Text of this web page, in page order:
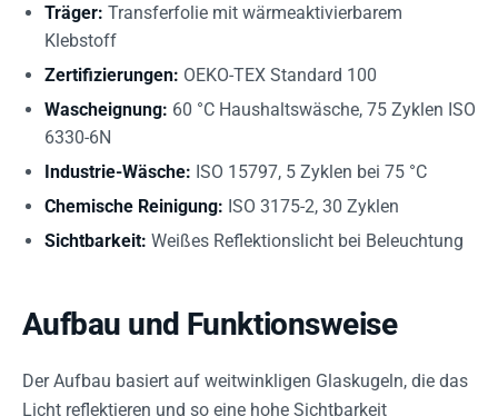
Träger: Transferfolie mit wärmeaktivierbarem
Klebstoff
Zertifizierungen: OEKO-TEX Standard 100
Wascheignung: 60 °C Haushaltswäsche, 75 Zyklen ISO
6330-6N
Industrie-Wäsche: ISO 15797, 5 Zyklen bei 75 °C
Chemische Reinigung: ISO 3175-2, 30 Zyklen
Sichtbarkeit: Weißes Reflektionslicht bei Beleuchtung
Aufbau und Funktionsweise
Der Aufbau basiert auf weitwinkligen Glaskugeln, die das
Licht reflektieren und so eine hohe Sichtbarkeit